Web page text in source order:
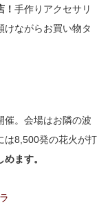
手作りアクセサリ
けながらお買い物タ
催。会場はお隣の波
は8,500発の花火が打
ます。